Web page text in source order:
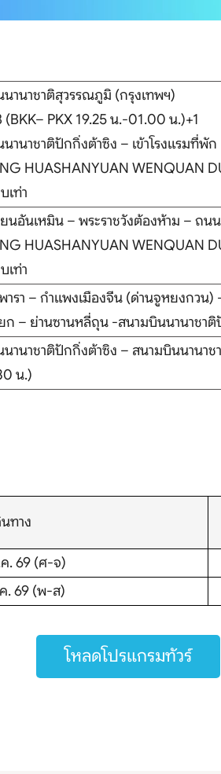
เดย์
านาชาติสุวรรณภูมิ (กรุงเทพฯ)
(BKK– PKX 19.25 น.-01.00 น.)+1
านาชาติปักกิ่งต้าซิง – เข้าโรงแรมที่พัก
HUASHANYUAN WENQUAN
เท่า
นอันเหมิน – พระราชวังต้องห้าม – ถน
HUASHANYUAN WENQUAN
เท่า
ารา – กำแพงเมืองจีน (ด่านจูหยงกวน)
ก – ย่านซานหลี่ถุน -สนามบินนานาชาติ
านาชาติปักกิ่งต้าซิง – สนามบินนานา
น.)
ทาง
. 69 (ศ-จ)
. 69 (พ-ส)
โหลดโปรแกรมทัวร์